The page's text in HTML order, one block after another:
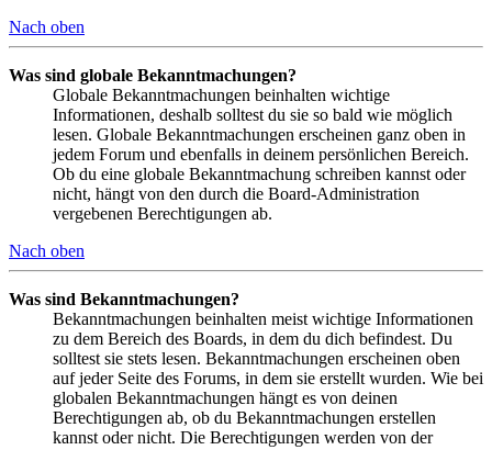
Nach oben
Was sind globale Bekanntmachungen?
Globale Bekanntmachungen beinhalten wichtige
Informationen, deshalb solltest du sie so bald wie möglich
lesen. Globale Bekanntmachungen erscheinen ganz oben in
jedem Forum und ebenfalls in deinem persönlichen Bereich.
Ob du eine globale Bekanntmachung schreiben kannst oder
nicht, hängt von den durch die Board-Administration
vergebenen Berechtigungen ab.
Nach oben
Was sind Bekanntmachungen?
Bekanntmachungen beinhalten meist wichtige Informationen
zu dem Bereich des Boards, in dem du dich befindest. Du
solltest sie stets lesen. Bekanntmachungen erscheinen oben
auf jeder Seite des Forums, in dem sie erstellt wurden. Wie bei
globalen Bekanntmachungen hängt es von deinen
Berechtigungen ab, ob du Bekanntmachungen erstellen
kannst oder nicht. Die Berechtigungen werden von der